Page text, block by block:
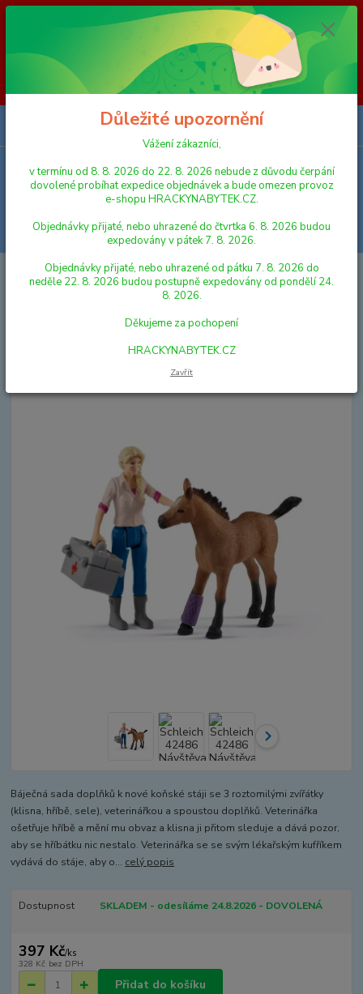
Vážení zákazníci, v termínu od 8. 8. 2026 do 23. 8. 2026 nebude z
důvodu čerpání dovolené probíhat expedice objednávek a bude omezen
provoz e-shopu HRACKYNABYTEK.CZ. Objednávky přijaté, nebo
uhrazené do čtvrtka 6. 8. 2026 budou expedovány v pátek 7. 8. 2026.
Objednávky přijaté, nebo uhrazené od pátku 7. 8. 2026 do neděle 23. 8.
2026 budou postupně expedovány od pondělí 24. 8. 2026. Děkujeme za
pochopení HRACKYNABYTEK.CZ
Menu
Hledat
FIGURKY A ZVÍŘÁTKA
Schleich 42486 Návštěva lékaře u klisny a
hříběte
Schleich 42486 Návštěva lékaře u
klisny a hříběte
Báječná sada doplňků k nové koňské stáji se 3 roztomilými zvířátky
(klisna, hříbě, sele), veterinářkou a spoustou doplňků. Veterinářka
ošetřuje hříbě a mění mu obvaz a klisna ji přitom sleduje a dává pozor,
aby se hříbátku nic nestalo. Veterinářka se se svým lékařským kufříkem
vydává do stáje, aby o... celý popis
Dostupnost SKLADEM - odesíláme 24.8.2026 - DOVOLENÁ
397 Kč/ks
328 Kč bez DPH
Přidat do košíku
Důležité upozornění
Vážení zákazníci,
v termínu od 8. 8. 2026 do 22. 8. 2026 nebude z důvodu čerpání
dovolené probíhat expedice objednávek a bude omezen provoz
e-shopu HRACKYNABYTEK.CZ.
Objednávky přijaté, nebo uhrazené do čtvrtka 6. 8. 2026 budou
expedovány v pátek 7. 8. 2026.
Objednávky přijaté, nebo uhrazené od pátku 7. 8. 2026 do
neděle 22. 8. 2026 budou postupně expedovány od pondělí 24.
8. 2026.
Děkujeme za pochopení
HRACKYNABYTEK.CZ
Zavřít